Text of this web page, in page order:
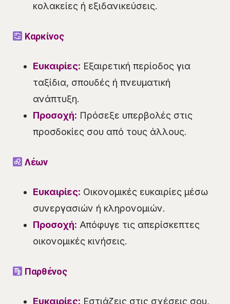
κολακείες ή εξιδανικεύσεις.
Καρκίνος
Ευκαιρίες: Εξαιρετική περίοδος για
ταξίδια, σπουδές ή πνευματική
ανάπτυξη.
Προσοχή: Πρόσεξε υπερβολές στις
προσδοκίες σου από τους άλλους.
Λέων
Ευκαιρίες: Οικονομικές ευκαιρίες μέσω
συνεργασιών ή κληρονομιών.
Προσοχή: Απόφυγε τις απερίσκεπτες
οικονομικές κινήσεις.
Παρθένος
Ευκαιρίες: Εστιάζεις στις σχέσεις σου,